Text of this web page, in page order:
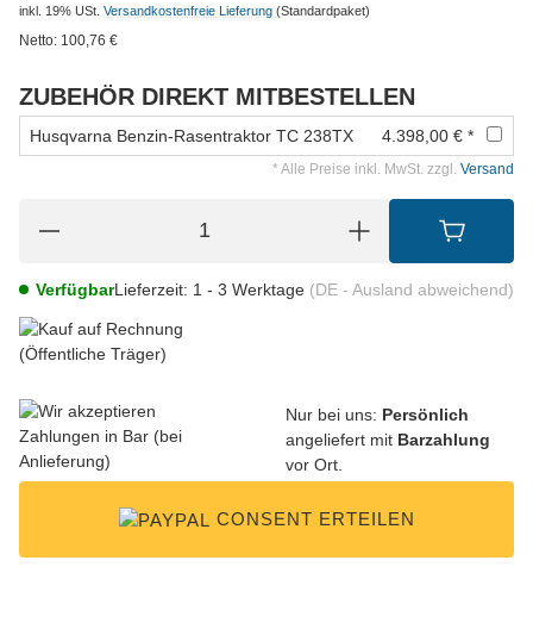
inkl. 19% USt. Versandkostenfreie Lieferung (Standardpaket)
Netto: 100,76 €
ZUBEHÖR DIREKT MITBESTELLEN
Husqvarna Benzin-Rasentraktor TC 238TX 4.398,00 € *
* Alle Preise inkl. MwSt. zzgl. Versand
VerfügbarLieferzeit: 1 - 3 Werktage (DE - Ausland abweichend)
Nur bei uns: Persönlich
angeliefert mit Barzahlung
vor Ort.
CONSENT ERTEILEN